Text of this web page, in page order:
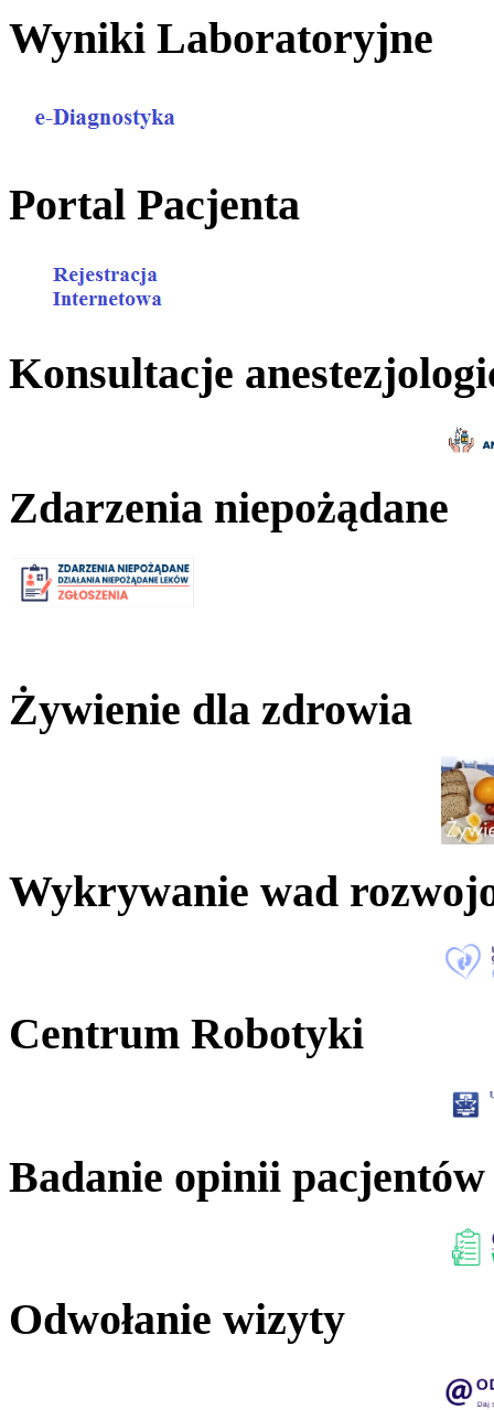
Wyniki Laboratoryjne
Portal Pacjenta
Konsultacje
Zdarzenia niepożądane
Żywienie dla zdrowia
Wykrywanie wad
Centrum Robotyki
Badanie opinii pacjentów
Odwołanie wizyty